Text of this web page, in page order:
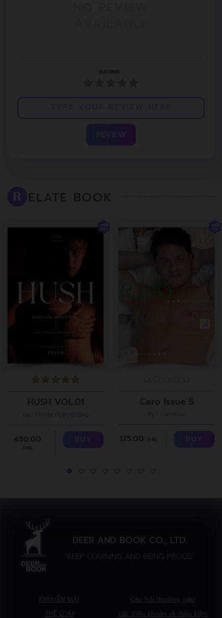
RATING :
REVIEW
R
BUY BUY
DEER AND BOOK CO., LTD.
“KEEP LEARNING AND BEING PROUD”
KHUYẾN MÃI
Câu hỏi thường gặp
THỂ LOẠI
các điều khoản và điều kiện